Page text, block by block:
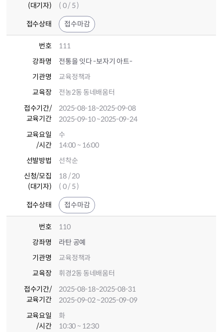
(대기자)
( 0 / 5 )
접수상태 접수마감
번호
111
강좌명
전통을 잇다 -보자기 아트-
기관명
교육정책과
교육장
전농2동 동네배움터
접수기간/
교육기간
2025-08-18~2025-09-08
2025-09-10~2025-09-24
교육요일
/시간
수
14:00 ~ 16:00
선발방법
선착순
신청/모집
(대기자)
18 / 20
( 0 / 5 )
접수상태 접수마감
번호
110
강좌명
라탄 공예
기관명
교육정책과
교육장
휘경2동 동네배움터
접수기간/
교육기간
2025-08-18~2025-08-31
2025-09-02~2025-09-09
교육요일
/시간
화
10:30 ~ 12:30